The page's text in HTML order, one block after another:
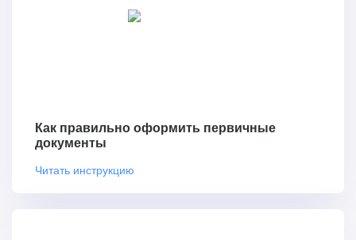
Как правильно оформить первичные
документы
Читать инструкцию